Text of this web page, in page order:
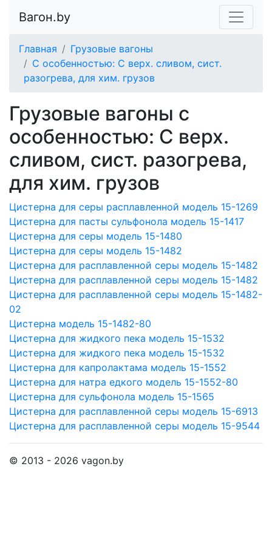
Вагон.by
Главная
Грузовые вагоны
С особенностью: С верх. сливом, сист.
разогрева, для хим. грузов
Грузовые вагоны с
особенностью: С верх.
сливом, сист. разогрева,
для хим. грузов
Цистерна для серы расплавленной модель 15-1269
Цистерна для пасты сульфонола модель 15-1417
Цистерна для серы модель 15-1480
Цистерна для серы модель 15-1482
Цистерна для расплавленной серы модель 15-1482
Цистерна для расплавленной серы модель 15-1482
Цистерна для расплавленной серы модель 15-1482-
02
Цистерна модель 15-1482-80
Цистерна для жидкого пека модель 15-1532
Цистерна для жидкого пека модель 15-1532
Цистерна для капролактама модель 15-1552
Цистерна для натра едкого модель 15-1552-80
Цистерна для сульфонола модель 15-1565
Цистерна для расплавленной серы модель 15-6913
Цистерна для расплавленной серы модель 15-9544
© 2013 - 2026 vagon.by